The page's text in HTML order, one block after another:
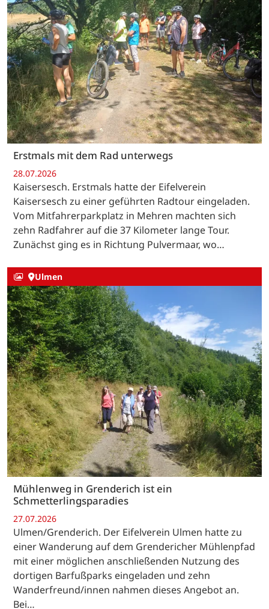
Erstmals mit dem Rad unterwegs
28.07.2026
Kaisersesch. Erstmals hatte der Eifelverein
Kaisersesch zu einer geführten Radtour eingeladen.
Vom Mitfahrerparkplatz in Mehren machten sich
zehn Radfahrer auf die 37 Kilometer lange Tour.
Zunächst ging es in Richtung Pulvermaar, wo…
Ulmen
Mühlenweg in Grenderich ist ein
Schmetterlingsparadies
27.07.2026
Ulmen/Grenderich. Der Eifelverein Ulmen hatte zu
einer Wanderung auf dem Grendericher Mühlenpfad
mit einer möglichen anschließenden Nutzung des
dortigen Barfußparks eingeladen und zehn
Wanderfreund/innen nahmen dieses Angebot an.
Bei…